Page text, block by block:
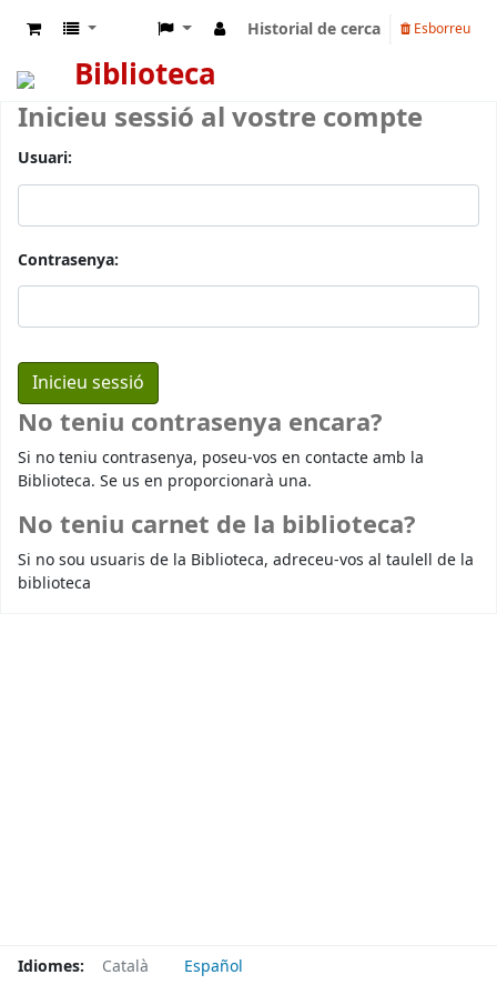
Historial de cerca Esborreu
Biblioteca
Inicieu sessió al vostre compte
Usuari:
Contrasenya:
No teniu contrasenya encara?
Si no teniu contrasenya, poseu-vos en contacte amb la
Biblioteca. Se us en proporcionarà una.
No teniu carnet de la biblioteca?
Si no sou usuaris de la Biblioteca, adreceu-vos al taulell de la
biblioteca
Idiomes: Català Español